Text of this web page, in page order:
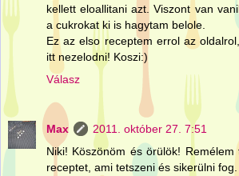
kellett eloallitani azt. Viszont van
a cukrokat ki is hagytam belole.
Ez az elso receptem errol az
itt nezelodni! Koszi:)
Válasz
Max
2011. október 27. 7:51
Niki! Köszönöm és örülök!
receptet, ami tetszeni és sikerülni fog.